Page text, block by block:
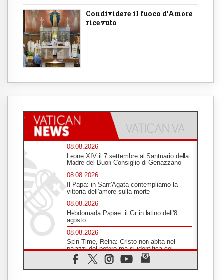
Condividere il fuoco d’Amore
ricevuto
08.08.2026
Leone XIV il 7 settembre al Santuario della
Madre del Buon Consiglio di Genazzano
08.08.2026
Il Papa: in Sant'Agata contempliamo la
vittoria dell'amore sulla morte
08.08.2026
Hebdomada Papae: il Gr in latino dell'8
agosto
08.08.2026
Spin Time, Reina: Cristo non abita nei
palazzi del potere ma si identifica coi
senzatetto
08.08.2026